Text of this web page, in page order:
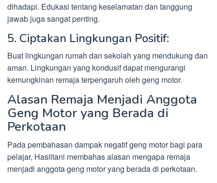
dihadapi. Edukasi tentang keselamatan dan tanggung
jawab juga sangat penting.
5. Ciptakan Lingkungan Positif:
Buat lingkungan rumah dan sekolah yang mendukung dan
aman. Lingkungan yang kondusif dapat mengurangi
kemungkinan remaja terpengaruh oleh geng motor.
Alasan Remaja Menjadi Anggota
Geng Motor yang Berada di
Perkotaan
Pada pembahasan dampak negatif geng motor bagi para
pelajar, Hasiltani membahas alasan mengapa remaja
menjadi anggota geng motor yang berada di perkotaan.